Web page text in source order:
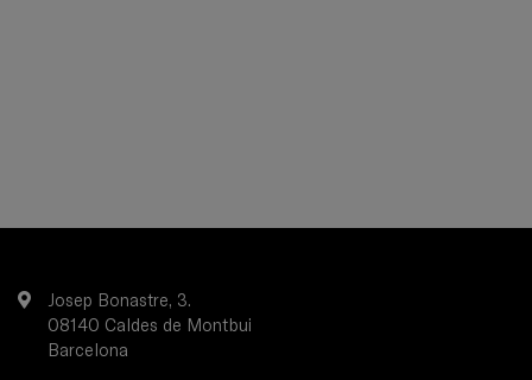
Josep Bonastre, 3.
08140 Caldes de Montbui
Barcelona